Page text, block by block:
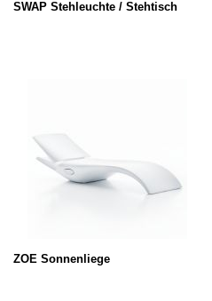
SWAP Stehleuchte / Stehtisch
ZOE Sonnenliege